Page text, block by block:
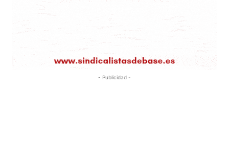
- Publicidad -